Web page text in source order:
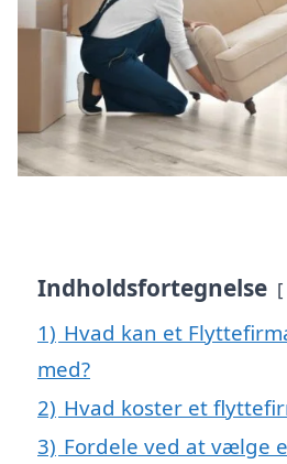
Indholdsfortegnelse
1) Hvad kan et
med?
2) Hvad koster et
3) Fordele ved at vælge